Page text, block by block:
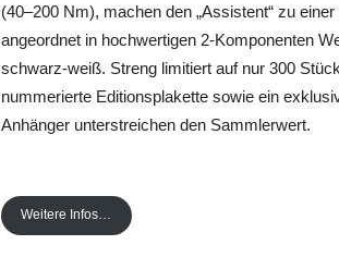
(40–200 Nm), machen den „Assistent“ zu
angeordnet in hochwertigen 2-Komponenten
schwarz-weiß. Streng limitiert auf nur 300
nummerierte Editionsplakette sowie ein
Anhänger unterstreichen den Sammlerwert.
Weitere Infos…